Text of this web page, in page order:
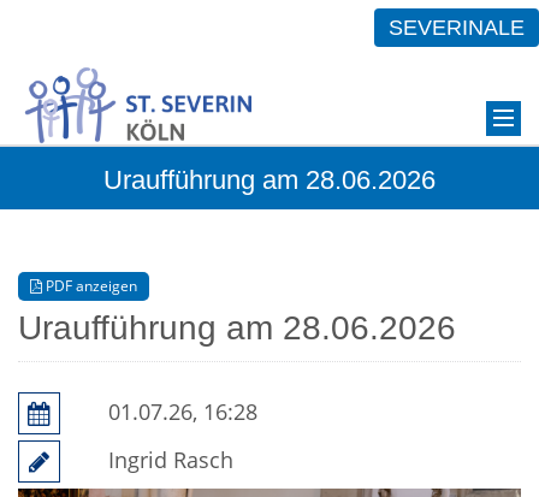
SEVERINALE
Uraufführung am 28.06.2026
PDF anzeigen
Uraufführung am 28.06.2026
01.07.26, 16:28
Ingrid Rasch